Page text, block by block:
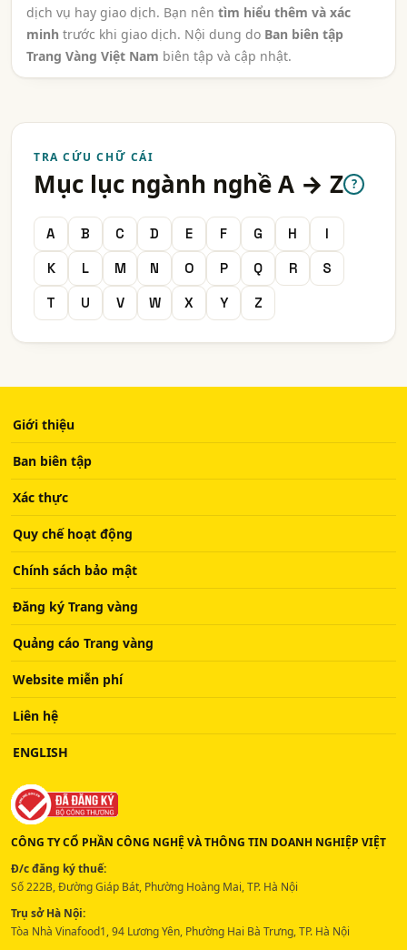
dịch vụ hay giao dịch. Bạn nên tìm hiểu thêm và xác
minh trước khi giao dịch. Nội dung do Ban biên tập
Trang Vàng Việt Nam biên tập và cập nhật.
TRA CỨU CHỮ CÁI
Mục lục ngành nghề A → Z ?
A B C D E F G H
I
K
L M N O P Q R
S
T
U V W X Y Z
Giới thiệu
Ban biên tập
Xác thực
Quy chế hoạt động
Chính sách bảo mật
Đăng ký Trang vàng
Quảng cáo Trang vàng
Website miễn phí
Liên hệ
ENGLISH
CÔNG TY CỔ PHẦN CÔNG NGHỆ VÀ THÔNG TIN DOANH NGHIỆP VIỆT
Đ/c đăng ký thuế:
Số 222B, Đường Giáp Bát, Phường Hoàng Mai, TP. Hà Nội
Trụ sở Hà Nội:
Tòa Nhà Vinafood1, 94 Lương Yên, Phường Hai Bà Trưng, TP. Hà Nội